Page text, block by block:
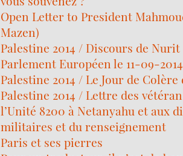
Open Letter to President
Mazen)
Palestine 2014 / Discours de Nurit
Parlement Européen le 11-09-2014
Palestine 2014 / Le Jour de Colère
Palestine 2014 / Lettre des
l’Unité 8200 à Netanyahu et aux
militaires et du renseignement
Paris et ses pierres